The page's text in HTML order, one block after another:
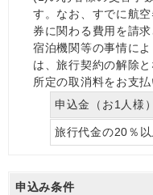
す。なお、すでに航
券に関わる費用を請
宿泊機関等の事情に
は、旅行契約の解除
所定の取消料をお支払
申込金（お1人様）
旅行代金の20％
申込み条件